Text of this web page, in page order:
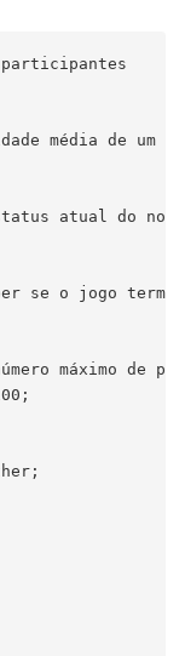
média de
atual do
se o jogo
máximo de